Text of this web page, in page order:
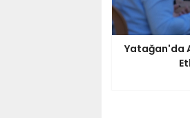
Yatağan'da